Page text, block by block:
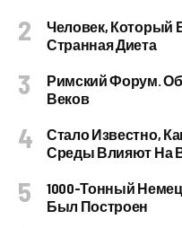
Человек, Который
Странная Диета
Римский Форум.
Веков
Стало Известно,
Среды Влияют На
1000-Тонный
Был Построен